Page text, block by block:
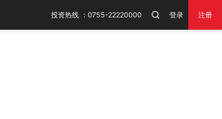
投资热线 ：0755-22220000 登录 注册